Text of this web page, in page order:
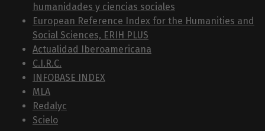
humanidades y ciencias sociales
European Reference Index for the Humanities and
Social Sciences, ERIH PLUS
Actualidad Iberoamericana
C.I.R.C.
INFOBASE INDEX
MLA
Redalyc
Scielo